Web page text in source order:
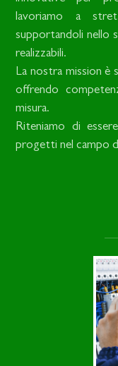
lavoriamo a
supportandoli nello
realizzabili.
La nostra mission è
offrendo
misura.
Riteniamo di
progetti nel campo